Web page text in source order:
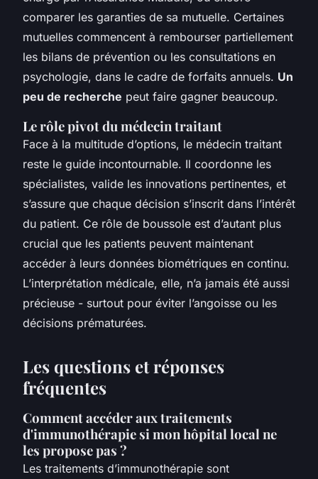
comparer les garanties de sa mutuelle. Certaines
mutuelles commencent à rembourser partiellement
les bilans de prévention ou les consultations en
psychologie, dans le cadre de forfaits annuels. Un
peu de recherche peut faire gagner beaucoup.
Le rôle pivot du médecin traitant
Face à la multitude d’options, le médecin traitant
reste le guide incontournable. Il coordonne les
spécialistes, valide les innovations pertinentes, et
s’assure que chaque décision s’inscrit dans l’intérêt
du patient. Ce rôle de boussole est d’autant plus
crucial que les patients peuvent maintenant
accéder à leurs données biométriques en continu.
L’interprétation médicale, elle, n’a jamais été aussi
précieuse - surtout pour éviter l’angoisse ou les
décisions prématurées.
Les questions et réponses
fréquentes
Comment accéder aux traitements
d'immunothérapie si mon hôpital local ne
les propose pas ?
Les traitements d’immunothérapie sont